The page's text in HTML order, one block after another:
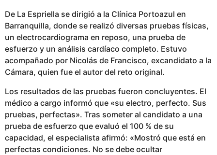
b
l
i
c
a
d
De La Espriella se dirigió a la Clínica Portoazul en
Barranquilla, donde se realizó diversas pruebas físicas,
un electrocardiograma en reposo, una prueba de
esfuerzo y un análisis cardíaco completo. Estuvo
acompañado por Nicolás de Francisco, excandidato a la
Cámara, quien fue el autor del reto original.
Los resultados de las pruebas fueron concluyentes. El
médico a cargo informó que «su electro, perfecto. Sus
pruebas, perfectas». Tras someter al candidato a una
prueba de esfuerzo que evaluó el 100 % de su
capacidad, el especialista afirmó: «Mostró que está en
perfectas condiciones. No se debe ocultar